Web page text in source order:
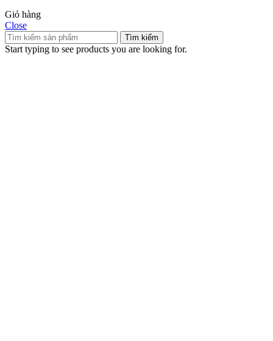
Giỏ hàng
Close
Tìm kiếm
Start typing to see products you are looking for.